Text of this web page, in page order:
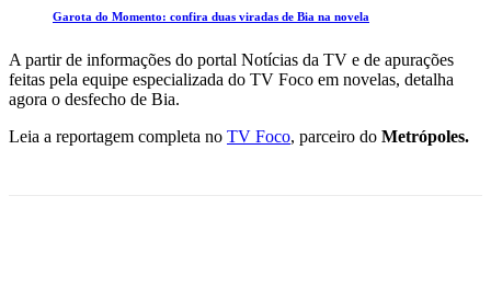
Garota do Momento: confira duas viradas de Bia na novela
A partir de informações do portal Notícias da TV e de apurações
feitas pela equipe especializada do TV Foco em novelas, detalha
agora o desfecho de Bia.
Leia a reportagem completa no TV Foco, parceiro do Metrópoles.